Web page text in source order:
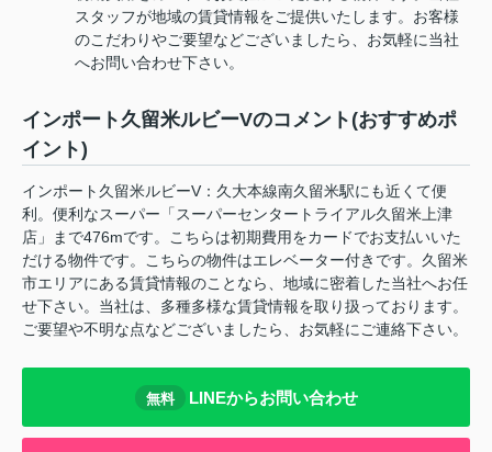
スタッフが地域の賃貸情報をご提供いたします。お客様
のこだわりやご要望などございましたら、お気軽に当社
へお問い合わせ下さい。
インポート久留米ルビーVのコメント(おすすめポ
イント)
インポート久留米ルビーV：久大本線南久留米駅にも近くて便
利。便利なスーパー「スーパーセンタートライアル久留米上津
店」まで476mです。こちらは初期費用をカードでお支払いいた
だける物件です。こちらの物件はエレベーター付きです。久留米
市エリアにある賃貸情報のことなら、地域に密着した当社へお任
せ下さい。当社は、多種多様な賃貸情報を取り扱っております。
ご要望や不明な点などございましたら、お気軽にご連絡下さい。
無料 LINEからお問い合わせ